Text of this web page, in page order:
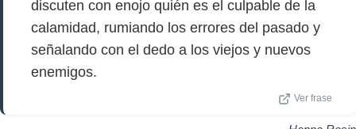
discuten con enojo quién es el culpable de la
calamidad, rumiando los errores del pasado y
señalando con el dedo a los viejos y nuevos
enemigos.
Ver frase